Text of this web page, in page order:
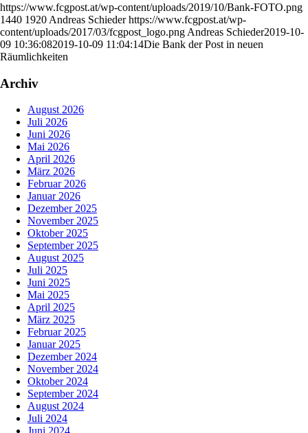
https://www.fcgpost.at/wp-content/uploads/2019/10/Bank-FOTO.png
1440 1920 Andreas Schieder https://www.fcgpost.at/wp-
content/uploads/2017/03/fcgpost_logo.png Andreas Schieder2019-10-
09 10:36:082019-10-09 11:04:14Die Bank der Post in neuen
Räumlichkeiten
Archiv
August 2026
Juli 2026
Juni 2026
Mai 2026
April 2026
März 2026
Februar 2026
Januar 2026
Dezember 2025
November 2025
Oktober 2025
September 2025
August 2025
Juli 2025
Juni 2025
Mai 2025
April 2025
März 2025
Februar 2025
Januar 2025
Dezember 2024
November 2024
Oktober 2024
September 2024
August 2024
Juli 2024